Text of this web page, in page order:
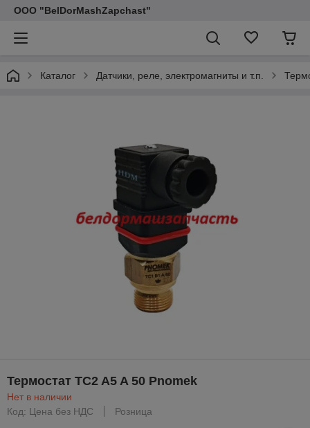
ООО "BelDorMashZapchast"
Каталог Датчики, реле, электромагниты и т.п.
Термостат TC2 A5 A 50 Pnomek
Нет в наличии
Код: Цена без НДС
Розница